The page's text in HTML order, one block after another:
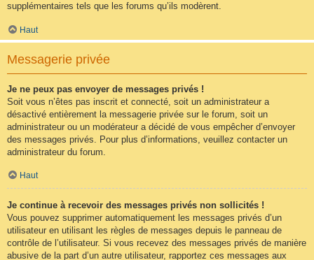
supplémentaires tels que les forums qu’ils modèrent.
Haut
Messagerie privée
Je ne peux pas envoyer de messages privés !
Soit vous n’êtes pas inscrit et connecté, soit un administrateur a
désactivé entièrement la messagerie privée sur le forum, soit un
administrateur ou un modérateur a décidé de vous empêcher d’envoyer
des messages privés. Pour plus d’informations, veuillez contacter un
administrateur du forum.
Haut
Je continue à recevoir des messages privés non sollicités !
Vous pouvez supprimer automatiquement les messages privés d’un
utilisateur en utilisant les règles de messages depuis le panneau de
contrôle de l’utilisateur. Si vous recevez des messages privés de manière
abusive de la part d’un autre utilisateur, rapportez ces messages aux